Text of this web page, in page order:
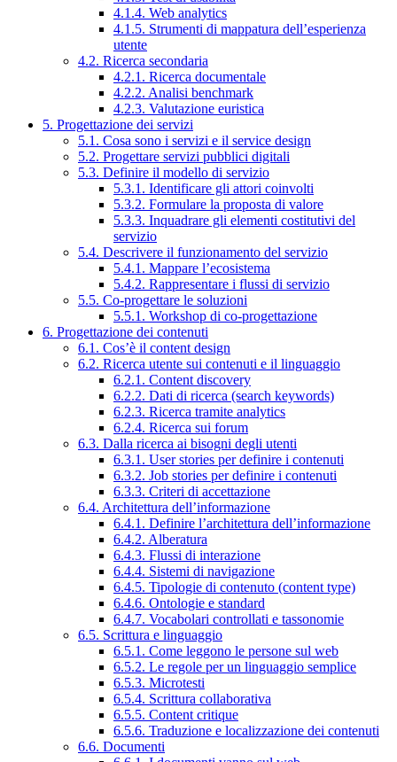
4.1.4. Web analytics
4.1.5. Strumenti di mappatura dell’esperienza
utente
4.2. Ricerca secondaria
4.2.1. Ricerca documentale
4.2.2. Analisi benchmark
4.2.3. Valutazione euristica
5. Progettazione dei servizi
5.1. Cosa sono i servizi e il service design
5.2. Progettare servizi pubblici digitali
5.3. Definire il modello di servizio
5.3.1. Identificare gli attori coinvolti
5.3.2. Formulare la proposta di valore
5.3.3. Inquadrare gli elementi costitutivi del
servizio
5.4. Descrivere il funzionamento del servizio
5.4.1. Mappare l’ecosistema
5.4.2. Rappresentare i flussi di servizio
5.5. Co-progettare le soluzioni
5.5.1. Workshop di co-progettazione
6. Progettazione dei contenuti
6.1. Cos’è il content design
6.2. Ricerca utente sui contenuti e il linguaggio
6.2.1. Content discovery
6.2.2. Dati di ricerca (search keywords)
6.2.3. Ricerca tramite analytics
6.2.4. Ricerca sui forum
6.3. Dalla ricerca ai bisogni degli utenti
6.3.1. User stories per definire i contenuti
6.3.2. Job stories per definire i contenuti
6.3.3. Criteri di accettazione
6.4. Architettura dell’informazione
6.4.1. Definire l’architettura dell’informazione
6.4.2. Alberatura
6.4.3. Flussi di interazione
6.4.4. Sistemi di navigazione
6.4.5. Tipologie di contenuto (content type)
6.4.6. Ontologie e standard
6.4.7. Vocabolari controllati e tassonomie
6.5. Scrittura e linguaggio
6.5.1. Come leggono le persone sul web
6.5.2. Le regole per un linguaggio semplice
6.5.3. Microtesti
6.5.4. Scrittura collaborativa
6.5.5. Content critique
6.5.6. Traduzione e localizzazione dei contenuti
6.6. Documenti